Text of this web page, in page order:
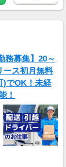
務募集】20～
ース初月無料
)でOK！未経
！